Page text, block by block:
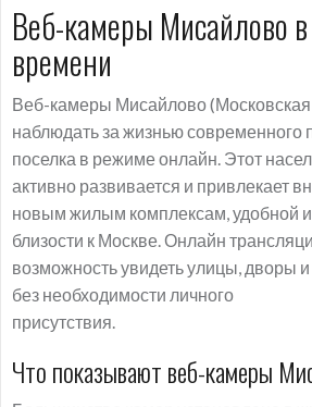
Веб-камеры Мисайлово
времени
Веб-камеры Мисайлово (Московская
наблюдать за жизнью современного
поселка в режиме онлайн. Этот
активно развивается и привлекает
новым жилым комплексам, удобной
близости к Москве. Онлайн
возможность увидеть улицы, дворы
без необходимости личного
присутствия.
Что показывают веб-камеры